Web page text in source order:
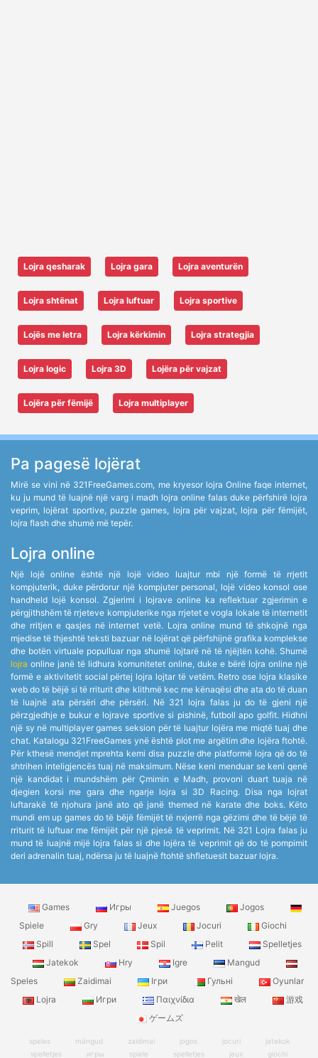
Lojra qesharak Lojra gara Lojra aventurën
Lojra shtënat Lojra luftuar Lojra sportive
Lojës me letra Lojra kërkimin Lojra strategjia
Lojra logic Lojra 3D Lojëra për vajzat
Lojëra për fëmijë Lojra multiplayer
Pa pagesë lojërat
Mirë se vini në 321FreeGames.com, me kryesor lojra Online faqe internet,
ku ju mund të luajnë një varg i madh lojra online falas duke përfshirë lojra
veprim, lojërat sportive, puzzle games, lojra për vajzat, lojra për fëmijët,
lojra flash dhe shumë më tepër.
Lojra online
Një lojë online është një lojë video luajtur mbi një formë të rrjetit
kompjuterik, duke përdorur një kompjuter personal, lojë video konsol ose
handheld lojë konsol. Zgjerimi i lojrave online ka reflektuar zgjerimin e
përgjithshëm të rrjeteve kompjuterike nga rrjetet e vogla lokale të internetit
dhe rritjen e qasjes në internet vetë. Lojra online mund të shkojnë nga
mjedise të thjeshtë teksti bazuar në lojërat që përfshijnë grafika komplekse
dhe botën virtuale populluar nga shumë lojtarë në të njëjtën kohë. Shumë
lojra online janë të lidhura komunitetet online, duke e bërë lojra online një
formë e aktivitetit social përtej lojra lojtar të vetëm. Retro ose lojra klasike
web do të bëjë si të rriturit dhe klithmë kec me kënaqësi dhe ata do të duan
të luajnë ata përsëri dhe përsëri. Në 321 lojra falas ju do të gjeni një
përzgjedhje e bukur e lojrave sportive si pishinë, futboll apo golfit. Hidhni
një sy në multiplayer games seksion për të luajtur lojëra me miqtë tuaj dhe
chat. Katalogu 321FreeGames ynë është plot me argëtim dhe lojëra ftohtë.
Për kthesë mendjet mprehta kemi disa puzzle dhe platformë lojra që do të
shtrihen inteligjencës tuaj në maksimum. Nëse keni menduar se keni qenë
një kandidat i mundshëm për Çmimin e Madh, provoni duart tuaja në
djegien korsi me gara dhe ngarje lojra si 3D Racing. Disa nga lojrat
luftarakë të njohura janë ato që janë themed në karate dhe boks. Këto
mundi em up games do të bëjë fëmijët të nxjerrë nga gëzimi dhe të bëjë të
rriturit të luftuar me fëmijët për një pjesë të veprimit. Në 321 Lojra falas ju
mund të luajnë mijë lojra falas si dhe lojëra të veprimit që do të pompimit
deri adrenalin tuaj, ndërsa ju të luajnë ftohtë shfletuesit bazuar lojra.
Games Игры Juegos
Jogos
Spiele
Gry Jeux Jocuri
Giochi
Spill
Spel Spil Pelit
Spelletjes
Jatekok
Hry Igre
Mangud
Speles
Zaidimai Ігри Гульні
Oyunlar
Lojra
Игри Παιχνίδια खेल
游戏
ゲームズ
speles mängud zaidimai jogos jocuri
jatekok
spelletjes
игры spiele spelletjes jeux giochi